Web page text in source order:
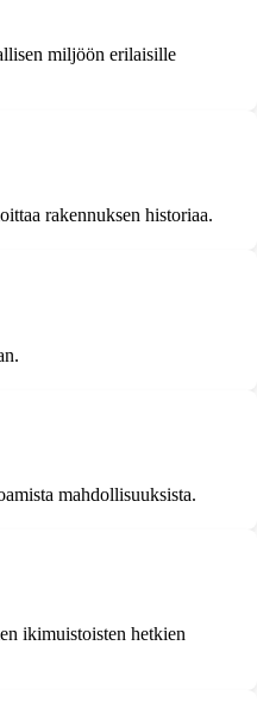
miljöön erilaisille
rakennuksen historiaa.
mahdollisuuksista.
ikimuistoisten hetkien